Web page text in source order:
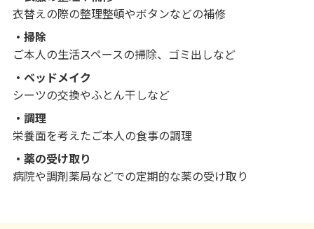
衣替えの際の整理整頓やボタンなどの補修
掃除
ご本人の生活スペースの掃除、ゴミ出しなど
ベッドメイク
シーツの交換やふとん干しなど
調理
栄養面を考えたご本人の食事の調理
薬の受け取り
病院や調剤薬局などでの定期的な薬の受け取り